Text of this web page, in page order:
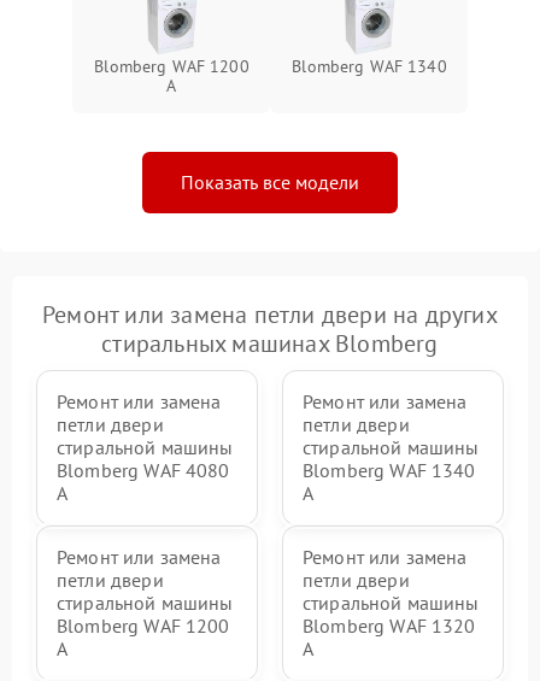
Blomberg WAF 1200
A
Blomberg WAF 1340
Показать все модели
Ремонт или замена петли двери на других
стиральных машинах Blomberg
Ремонт или замена
петли двери
стиральной машины
Blomberg WAF 4080
A
Ремонт или замена
петли двери
стиральной машины
Blomberg WAF 1340
A
Ремонт или замена
петли двери
стиральной машины
Blomberg WAF 1200
A
Ремонт или замена
петли двери
стиральной машины
Blomberg WAF 1320
A